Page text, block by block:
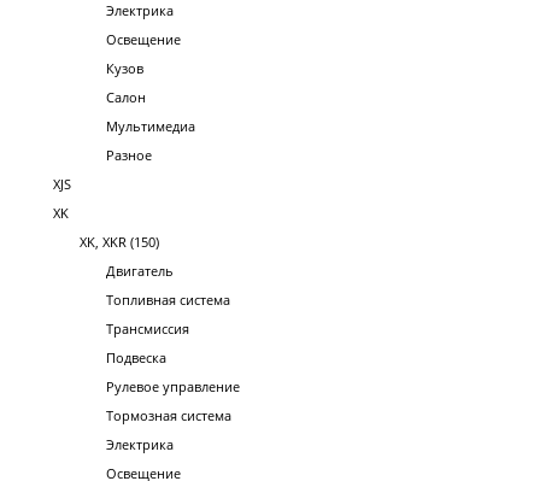
Электрика
Освещение
Кузов
Салон
Мультимедиа
Разное
XJS
XK
XK, XKR (150)
Двигатель
Топливная система
Трансмиссия
Подвеска
Рулевое управление
Тормозная система
Электрика
Освещение